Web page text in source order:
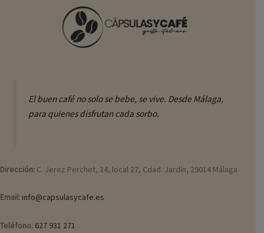
El buen café no solo se bebe, se vive. Desde Málaga,
para quienes disfrutan cada sorbo.
Dirección: C. Jerez Perchet, 24, local 27, Cdad. Jardín, 29014 Málaga
Email: info@capsulasycafe.es
Teléfono: 627 931 271